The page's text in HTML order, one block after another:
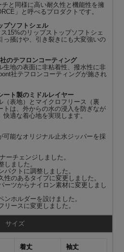
と同様に高い耐久性と機能性を擁
」と呼べるプロダクトです。
プソフトシェル
15%のリップストップソフトシェ
っ掻けや、引き裂きにも大変強いの
のテフロンコーティング
生地の表面に非粘着性、撥水性に非
社テフロンコーティングが施され
ート製のミドルレイヤー
（表地）とマイクロフリース（裏
トは、外からの水の浸入を防ぎなが
適な着心地を実現します。
可能なオリジナル止水ジッパーを採
ーチェンジしました。
しました。
クトに調整しました。
のあるタイプに変更しました。
ーツからナイロン素材に変更しまし
ホルダーを設けました。
ースに変更しました。
サイズ
着丈 袖丈